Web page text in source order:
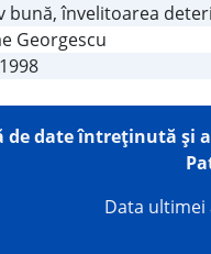
bună, învelitoarea
Georgescu
de date întreţinută şi
Data ultimei